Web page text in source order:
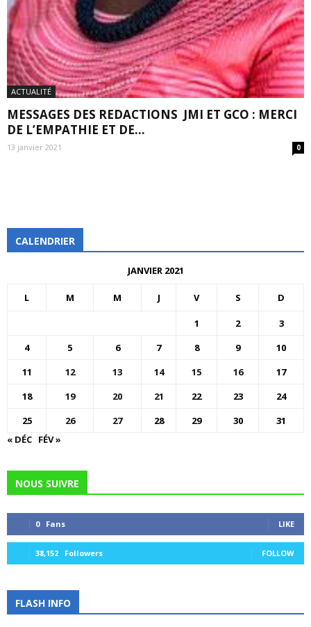
ACTUALITÉ
MESSAGES DES REDACTIONS JMI ET GCO : MERCI
DE L’EMPATHIE ET DE...
13 janvier 2021 0
CALENDRIER
JANVIER 2021
L M M J V S D
1 2
3
4
5 6 7 8 9
10
11
12 13 14 15 16
17
18
19 20 21 22 23
24
25
26 27 28 29 30
31
« DÉC FÉV »
NOUS SUIVRE
0 Fans LIKE
38,152 Followers FOLLOW
FLASH INFO